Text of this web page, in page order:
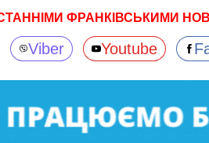
ФРАНКІВСЬКИМИ
Viber Youtube